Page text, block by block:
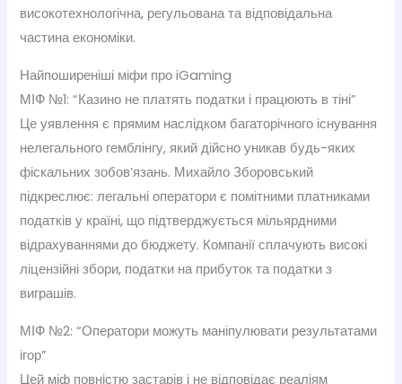
високотехнологічна, регульована та відповідальна
частина економіки.
Найпоширеніші міфи про iGaming
МІФ №1: “Казино не платять податки і працюють в тіні”
Це уявлення є прямим наслідком багаторічного існування
нелегального гемблінгу, який дійсно уникав будь-яких
фіскальних зобов’язань. Михайло Зборовський
підкреслює: легальні оператори є помітними платниками
податків у країні, що підтверджується мільярдними
відрахуваннями до бюджету. Компанії сплачують високі
ліцензійні збори, податки на прибуток та податки з
виграшів.
МІФ №2: “Оператори можуть маніпулювати результатами
ігор”
Цей міф повністю застарів і не відповідає реаліям